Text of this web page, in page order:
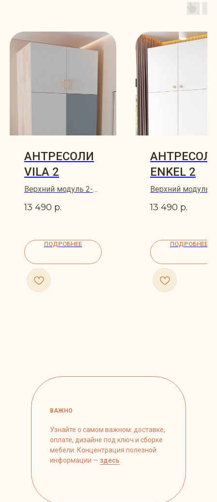
АНТРЕСОЛИ
VILA 2
Верхний модуль 2-
VILA 100х62
13 490 р.
ПОДРОБНЕЕ
ENKEL 2
Верхний модуль
ENKEL 100х60
13 490 р.
ПОДРОБНЕЕ
ВАЖНО
Узнайте о самом важном: доставке,
оплате, дизайне под ключ и сборке
мебели. Концентрация полезной
информации — здесь